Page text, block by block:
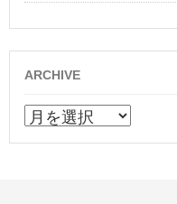
ARCHIVE
ARCHIVE